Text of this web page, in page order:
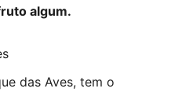
algum.
das Aves, tem o